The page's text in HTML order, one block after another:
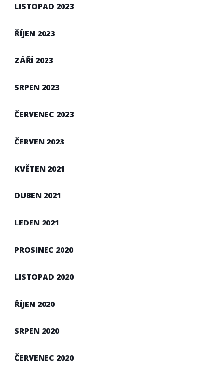
LISTOPAD 2023
ŘÍJEN 2023
ZÁŘÍ 2023
SRPEN 2023
ČERVENEC 2023
ČERVEN 2023
KVĚTEN 2021
DUBEN 2021
LEDEN 2021
PROSINEC 2020
LISTOPAD 2020
ŘÍJEN 2020
SRPEN 2020
ČERVENEC 2020